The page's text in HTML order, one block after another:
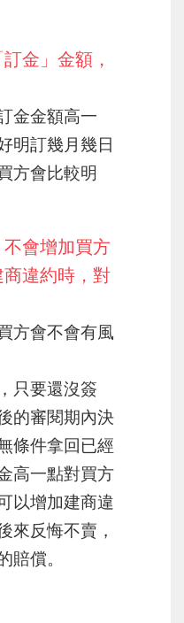
金」金額，
金金額高一
明訂幾月幾日
方會比較明
會增加買方
違約時，對
方會不會有風
只要還沒簽
的審閱期內決
條件拿回已經
高一點對買方
以增加建商違
來反悔不賣，
賠償。